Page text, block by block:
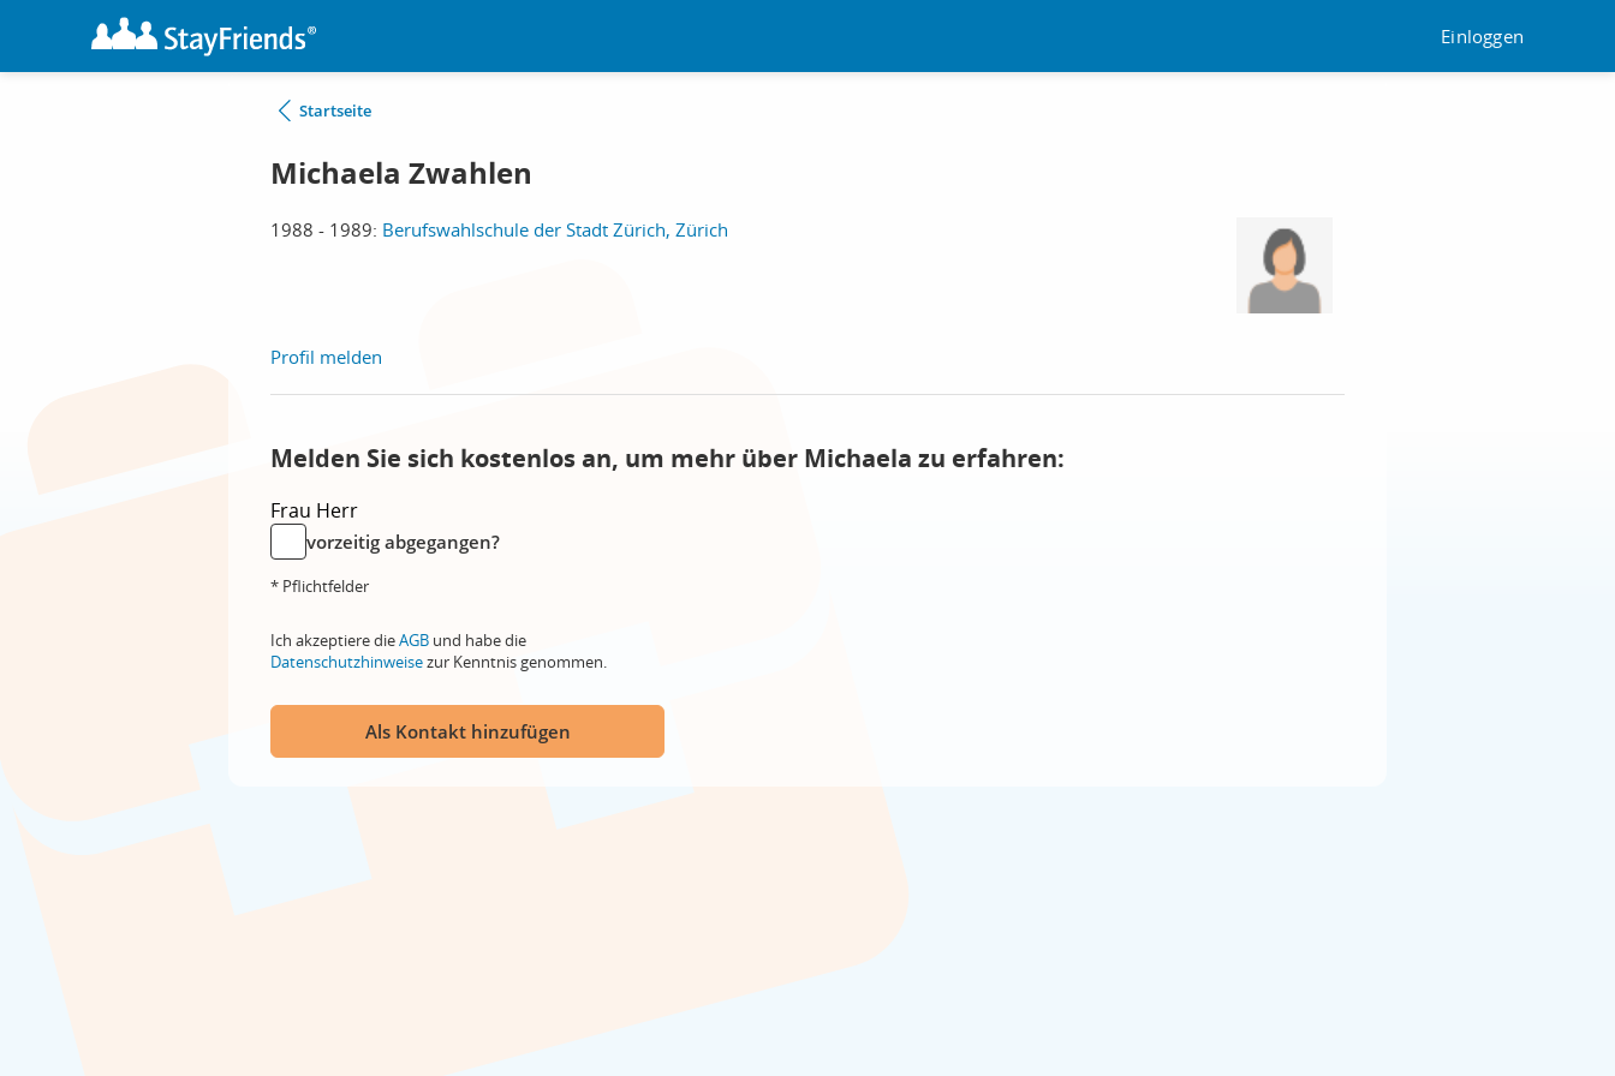
Einloggen
Startseite
Michaela Zwahlen
1988 - 1989: Berufswahlschule der Stadt Zürich, Zürich
Profil melden
Melden Sie sich kostenlos an, um mehr über Michaela zu erfahren:
Frau Herr
vorzeitig abgegangen?
* Pflichtfelder
Ich akzeptiere dieAGB und habe die
Datenschutzhinweisezur Kenntnis genommen.
Als Kontakt hinzufügen